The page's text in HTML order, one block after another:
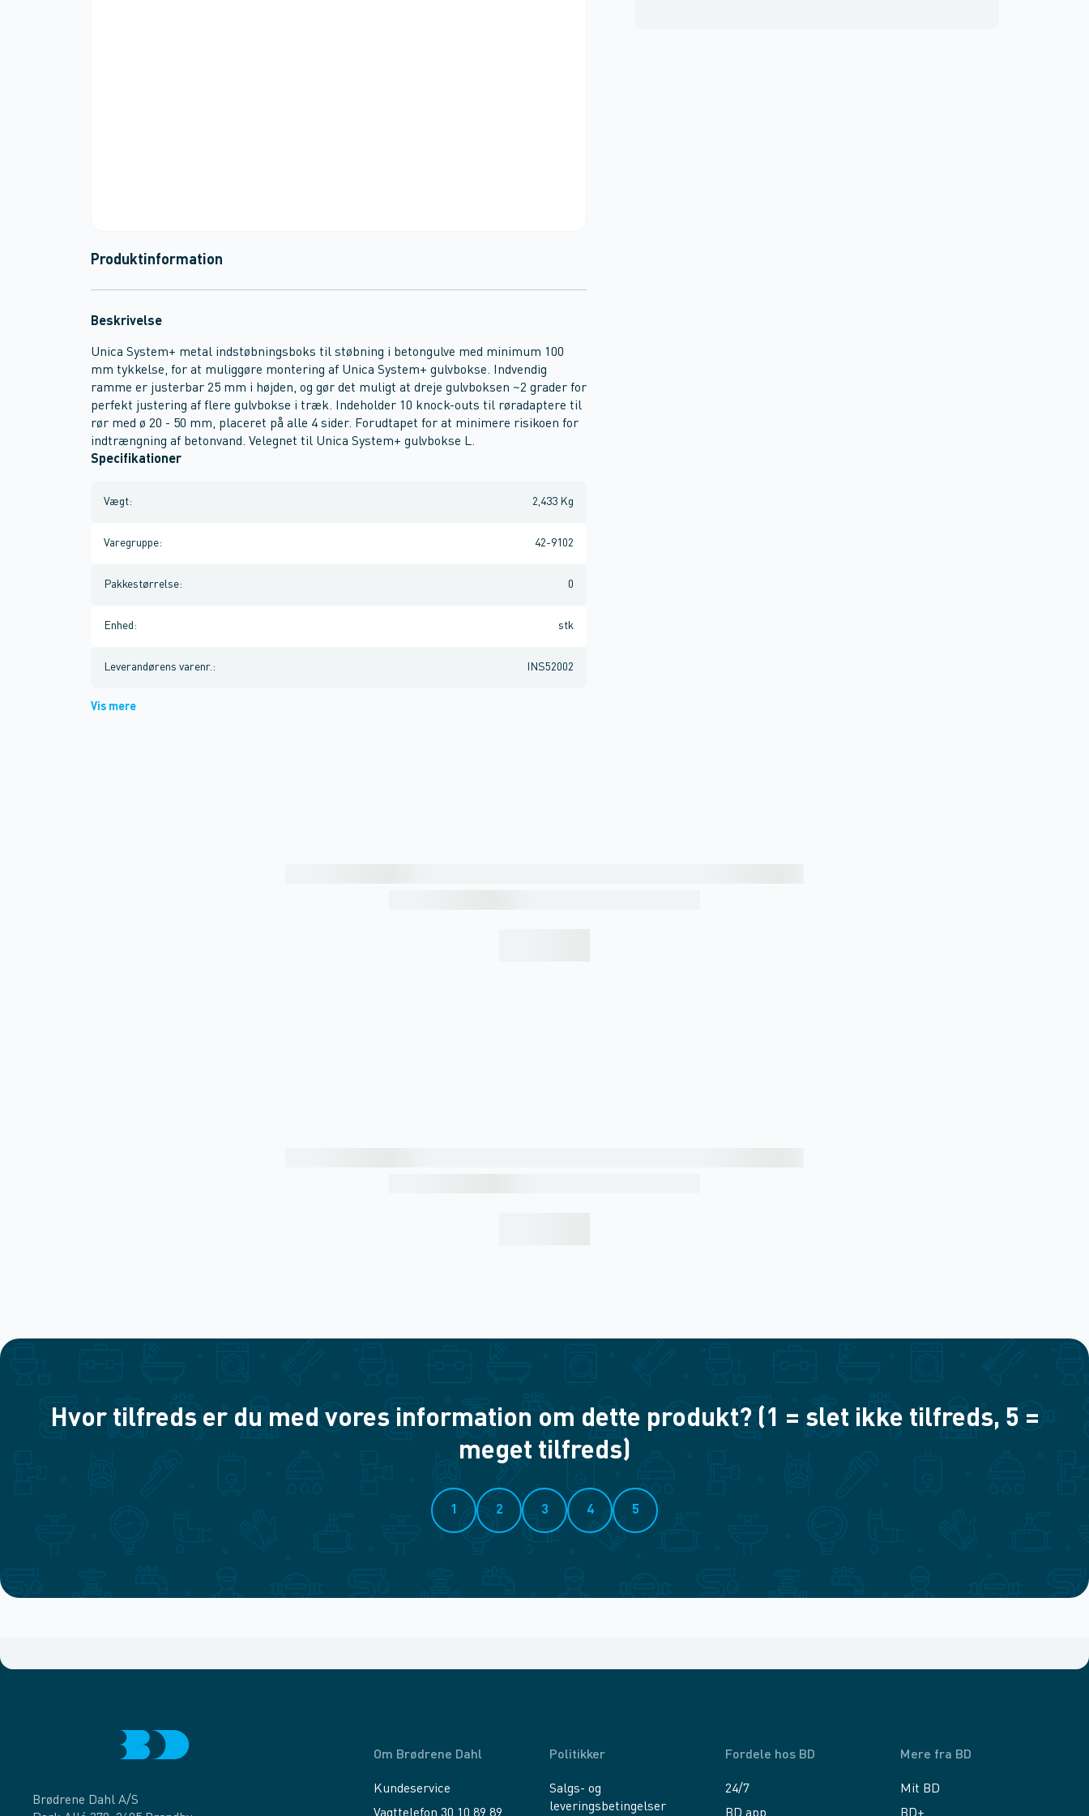
Produktinformation
Beskrivelse
Unica System+ metal indstøbningsboks til støbning i betongulve med minimum 100
mm tykkelse, for at muliggøre montering af Unica System+ gulvbokse. Indvendig
ramme er justerbar 25 mm i højden, og gør det muligt at dreje gulvboksen ~2 grader for
perfekt justering af flere gulvbokse i træk. Indeholder 10 knock-outs til røradaptere til
rør med ø 20 - 50 mm, placeret på alle 4 sider. Forudtapet for at minimere risikoen for
indtrængning af betonvand. Velegnet til Unica System+ gulvbokse L.
Specifikationer
Vægt: 2,433 Kg
Varegruppe: 42-9102
Pakkestørrelse: 0
Enhed : stk
Leverandørens varenr. : INS52002
Vis mere
Hvor tilfreds er du med vores information om dette produkt? (1 = slet ikke tilfreds, 5 =
meget tilfreds)
1 2 3 4 5
Brødrene Dahl A/S
Om Brødrene Dahl
Kundeservice
Politikker
Salgs- og
leveringsbetingelser
Fordele hos BD
24/7
Mere fra BD
Mit BD